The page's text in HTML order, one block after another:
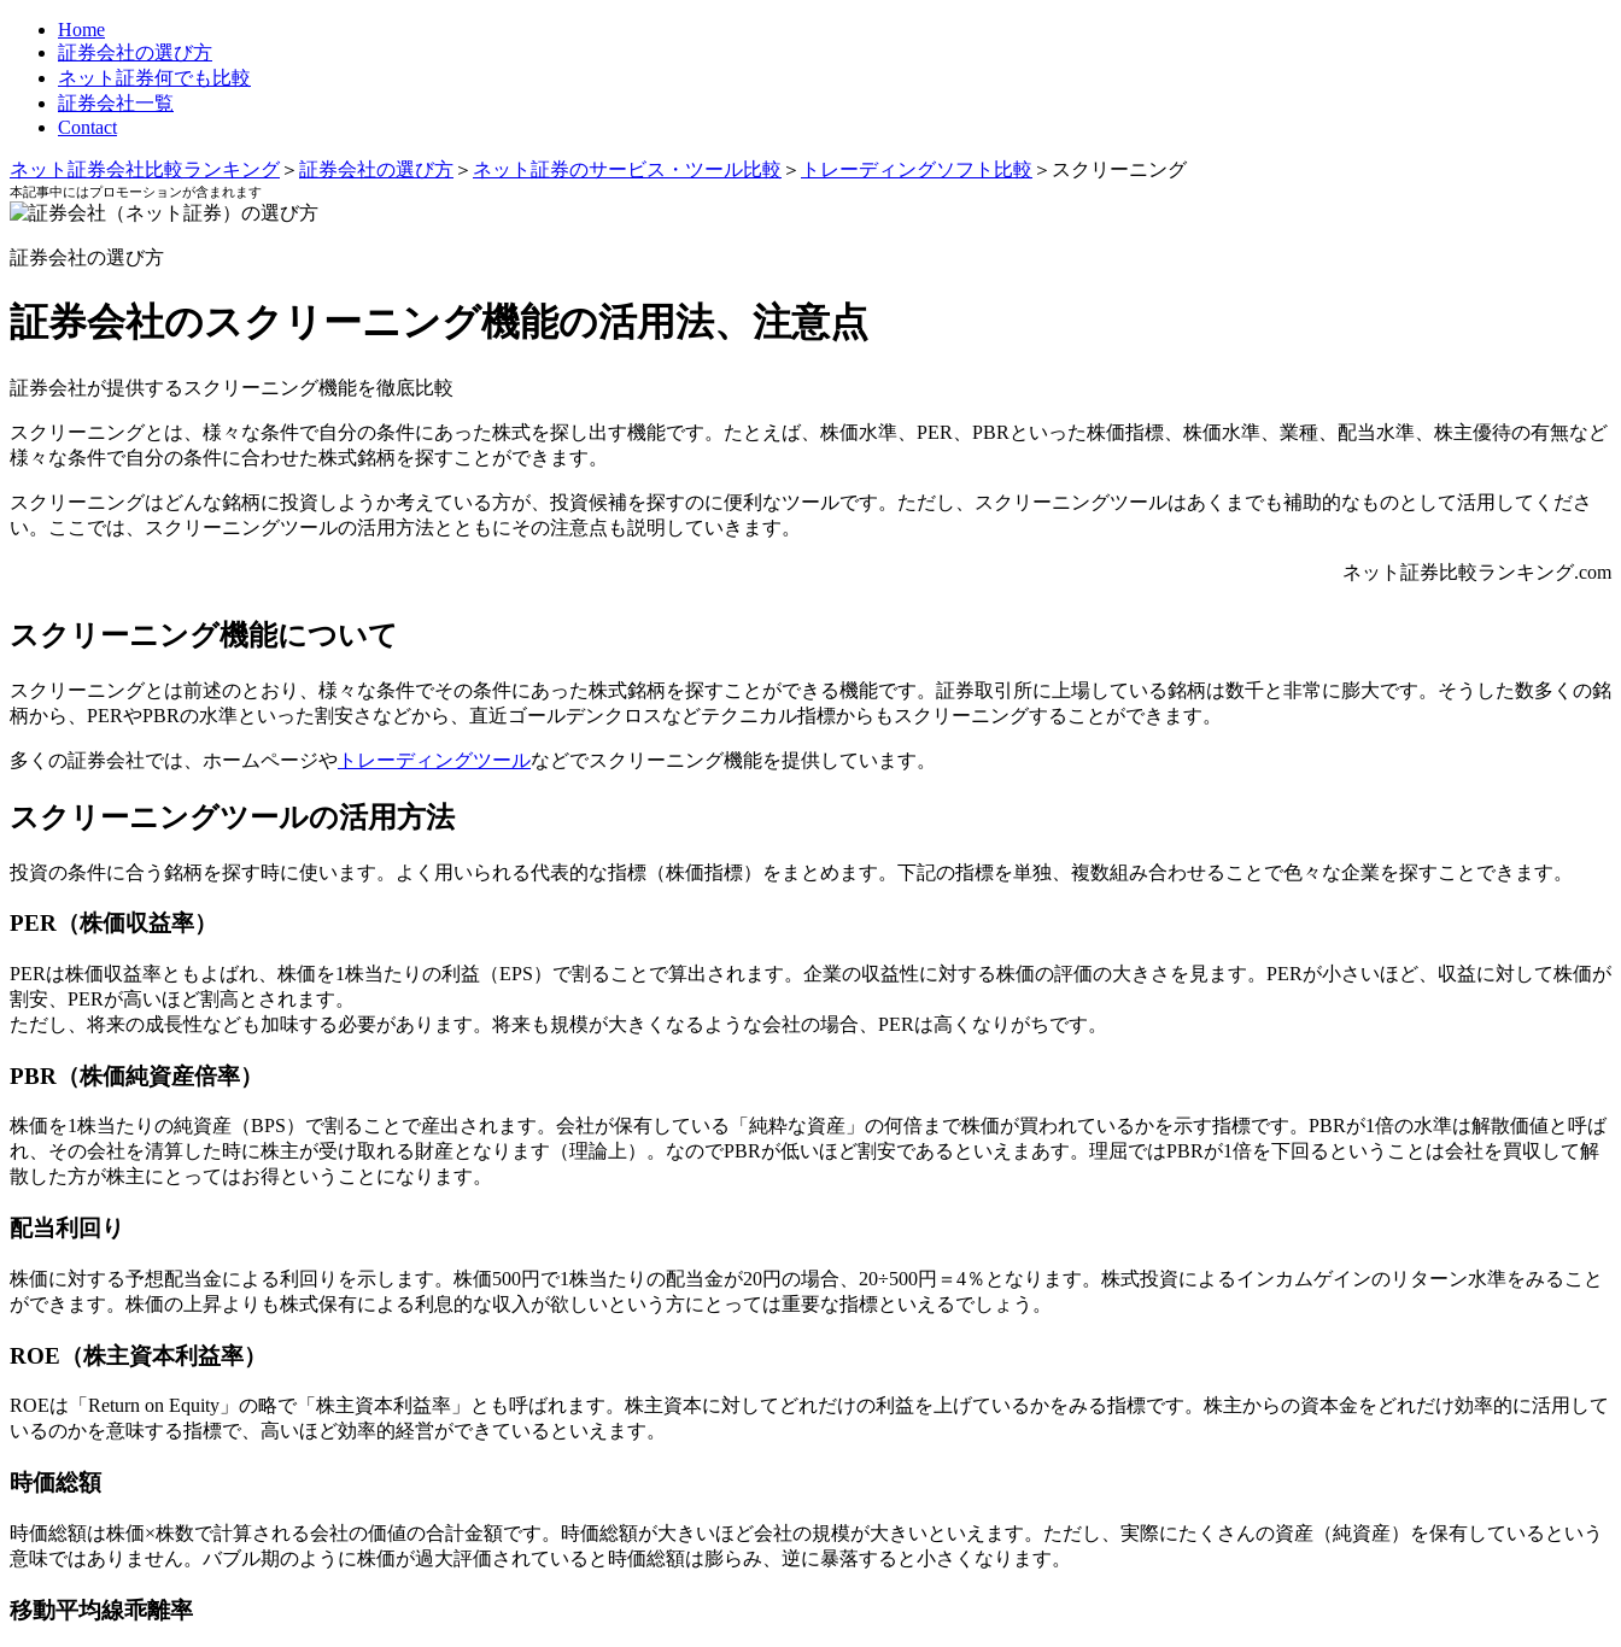
Home
証券会社の選び方
ネット証券何でも比較
証券会社一覧
Contact
ネット証券会社比較ランキング ＞ 証券会社の選び方 ＞ ネット証券のサービス・ツール比較 ＞ トレーディングソフト比較 ＞スクリーニング
本記事中にはプロモーションが含まれます
証券会社の選び方
証券会社のスクリーニング機能の活用法、注意点
証券会社が提供するスクリーニング機能を徹底比較
スクリーニングとは、様々な条件で自分の条件にあった株式を探し出す機能です。たとえば、株価水準、PER、PBRといった株価指標、株価水準、業種、配当水準、株主優待の有無など
様々な条件で自分の条件に合わせた株式銘柄を探すことができます。
スクリーニングはどんな銘柄に投資しようか考えている方が、投資候補を探すのに便利なツールです。ただし、スクリーニングツールはあくまでも補助的なものとして活用してくださ
い。ここでは、スクリーニングツールの活用方法とともにその注意点も説明していきます。
ネット証券比較ランキング.com
スクリーニング機能について
スクリーニングとは前述のとおり、様々な条件でその条件にあった株式銘柄を探すことができる機能です。証券取引所に上場している銘柄は数千と非常に膨大です。そうした数多くの銘
柄から、PERやPBRの水準といった割安さなどから、直近ゴールデンクロスなどテクニカル指標からもスクリーニングすることができます。
多くの証券会社では、ホームページや トレーディングツールなどでスクリーニング機能を提供しています。
スクリーニングツールの活用方法
投資の条件に合う銘柄を探す時に使います。よく用いられる代表的な指標（株価指標）をまとめます。下記の指標を単独、複数組み合わせることで色々な企業を探すことできます。
PER（株価収益率）
PERは株価収益率ともよばれ、株価を1株当たりの利益（EPS）で割ることで算出されます。企業の収益性に対する株価の評価の大きさを見ます。PERが小さいほど、収益に対して株価が
割安、PERが高いほど割高とされます。
ただし、将来の成長性なども加味する必要があります。将来も規模が大きくなるような会社の場合、PERは高くなりがちです。
PBR（株価純資産倍率）
株価を1株当たりの純資産（BPS）で割ることで産出されます。会社が保有している「純粋な資産」の何倍まで株価が買われているかを示す指標です。PBRが1倍の水準は解散価値と呼ば
れ、その会社を清算した時に株主が受け取れる財産となります（理論上）。なのでPBRが低いほど割安であるといえまあす。理屈ではPBRが1倍を下回るということは会社を買収して解
散した方が株主にとってはお得ということになります。
配当利回り
株価に対する予想配当金による利回りを示します。株価500円で1株当たりの配当金が20円の場合、20÷500円＝4％となります。株式投資によるインカムゲインのリターン水準をみること
ができます。株価の上昇よりも株式保有による利息的な収入が欲しいという方にとっては重要な指標といえるでしょう。
ROE（株主資本利益率）
ROEは「Return on Equity」の略で「株主資本利益率」とも呼ばれます。株主資本に対してどれだけの利益を上げているかをみる指標です。株主からの資本金をどれだけ効率的に活用して
いるのかを意味する指標で、高いほど効率的経営ができているといえます。
時価総額
時価総額は株価×株数で計算される会社の価値の合計金額です。時価総額が大きいほど会社の規模が大きいといえます。ただし、実際にたくさんの資産（純資産）を保有しているという
意味ではありません。バブル期のように株価が過大評価されていると時価総額は膨らみ、逆に暴落すると小さくなります。
移動平均線乖離率